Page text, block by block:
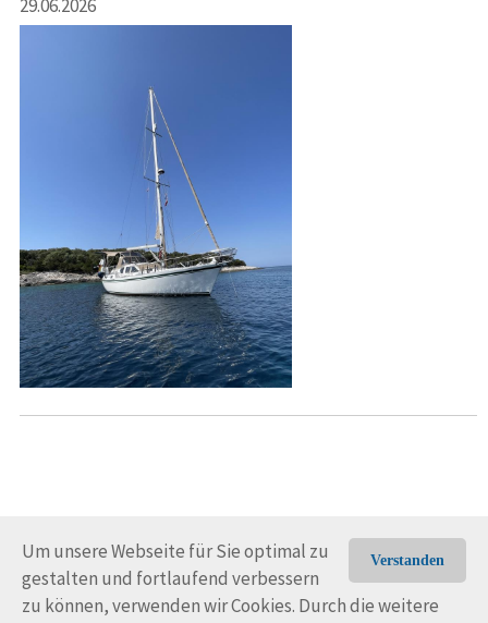
Verstanden
Um unsere Webseite für Sie optimal zu
gestalten und fortlaufend verbessern
zu können, verwenden wir Cookies. Durch die weitere
29.06.2026
© Trans-Ocean e.V. 2010-2026 Impressum
Nutzungsbedingungen
Rechtliche Hinweise